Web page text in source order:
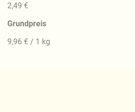
2,49 €
Grundpreis
9,96 € / 1 kg